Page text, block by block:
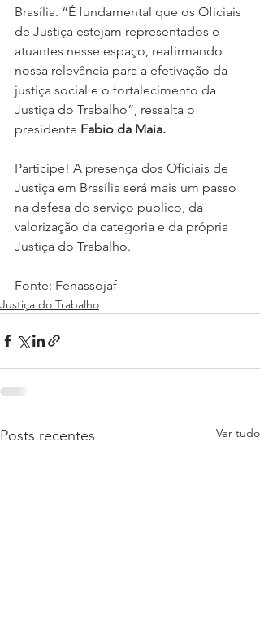
Brasília. “É fundamental que os Oficiais
de Justiça estejam representados e
atuantes nesse espaço, reafirmando
nossa relevância para a efetivação da
justiça social e o fortalecimento da
Justiça do Trabalho”, ressalta o
presidente Fabio da Maia.
Participe! A presença dos Oficiais de
Justiça em Brasília será mais um passo
na defesa do serviço público, da
valorização da categoria e da própria
Justiça do Trabalho.
Fonte: Fenassojaf
Justiça do Trabalho
Posts recentes Ver tudo